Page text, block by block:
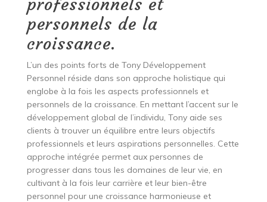
professionnels et
personnels de la
croissance.
L’un des points forts de Tony Développement
Personnel réside dans son approche holistique qui
englobe à la fois les aspects professionnels et
personnels de la croissance. En mettant l’accent sur le
développement global de l’individu, Tony aide ses
clients à trouver un équilibre entre leurs objectifs
professionnels et leurs aspirations personnelles. Cette
approche intégrée permet aux personnes de
progresser dans tous les domaines de leur vie, en
cultivant à la fois leur carrière et leur bien-être
personnel pour une croissance harmonieuse et